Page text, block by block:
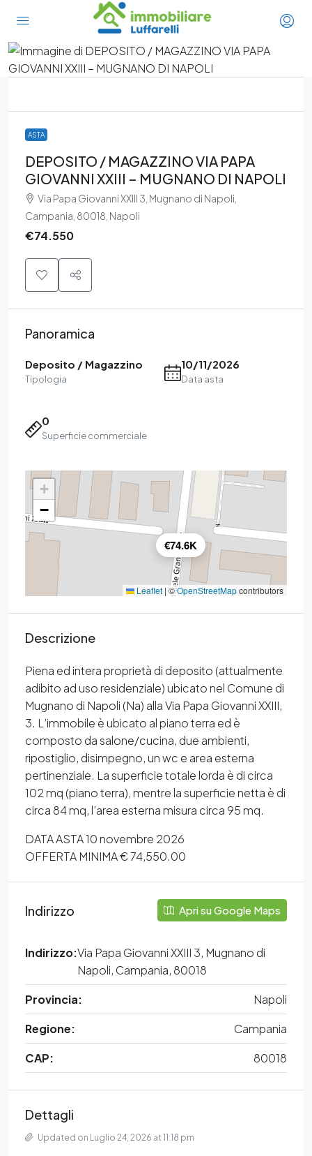
ASTA
DEPOSITO / MAGAZZINO VIA PAPA
GIOVANNI XXIII – MUGNANO DI NAPOLI
Via Papa Giovanni XXIII 3, Mugnano di Napoli,
Campania, 80018, Napoli
€74.550
Panoramica
Deposito / Magazzino
Tipologia
10/11/2026
Data asta
0
Superficie commerciale
€74.6K
+
−
Leaflet | ©OpenStreetMapcontributors
Descrizione
Piena ed intera proprietà di deposito (attualmente
adibito ad uso residenziale) ubicato nel Comune di
Mugnano di Napoli (Na) alla Via Papa Giovanni XXIII,
3. L’immobile è ubicato al piano terra ed è
composto da salone/cucina, due ambienti,
ripostiglio, disimpegno, un wc e area esterna
pertinenziale. La superficie totale lorda è di circa
102 mq (piano terra), mentre la superficie netta è di
circa 84 mq, l’area esterna misura circa 95 mq.
DATA ASTA 10 novembre 2026
OFFERTA MINIMA € 74,550.00
Indirizzo Apri su Google Maps
Indirizzo:Via Papa Giovanni XXIII 3, Mugnano di
Napoli, Campania, 80018
Provincia:
Napoli
Regione:
Campania
CAP:
80018
Dettagli
Updated on Luglio 24, 2026 at 11:18 pm